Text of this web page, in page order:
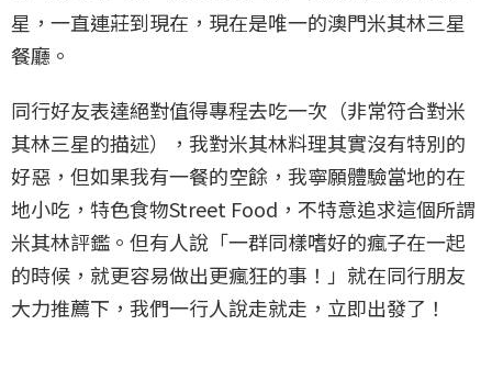
星，一直連莊到現在，現在是唯一的澳門米其林三星
餐廳。
同行好友表達絕對值得專程去吃一次（非常符合對米
其林三星的描述），我對米其林料理其實沒有特別的
好惡，但如果我有一餐的空餘，我寧願體驗當地的在
地小吃，特色食物Street Food，不特意追求這個所謂
米其林評鑑。但有人說「一群同樣嗜好的瘋子在一起
的時候，就更容易做出更瘋狂的事！」就在同行朋友
大力推薦下，我們一行人說走就走，立即出發了！